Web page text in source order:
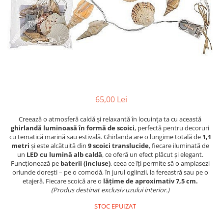
Barci, vapoare, ambarcatiuni
Pesti
Decoratiuni care se agata
65,00 Lei
Creează o atmosferă caldă și relaxantă în locuința ta cu această
ghirlandă luminoasă în formă de scoici, perfectă pentru decoruri
cu tematică marină sau estivală. Ghirlanda are o lungime totală de 1,1
metri și este alcătuită din 9 scoici translucide, fiecare iluminată de
un LED cu lumină alb caldă, ce oferă un efect plăcut și elegant.
Funcționează pe baterii (incluse), ceea ce îți permite să o amplasezi
oriunde dorești – pe o comodă, în jurul oglinzii, la fereastră sau pe o
etajeră. Fiecare scoică are o lățime de aproximativ 7,5 cm.
(Produs destinat exclusiv uzului interior.)
STOC EPUIZAT